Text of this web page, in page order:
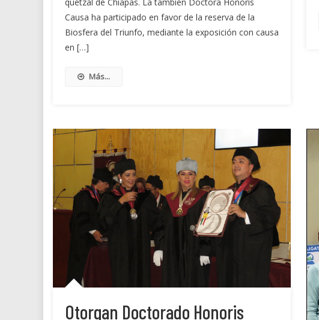
Causa ha participado en favor de la reserva de la
Biosfera del Triunfo, mediante la exposición con causa
en […]
Más...
Otorgan Doctorado Honoris